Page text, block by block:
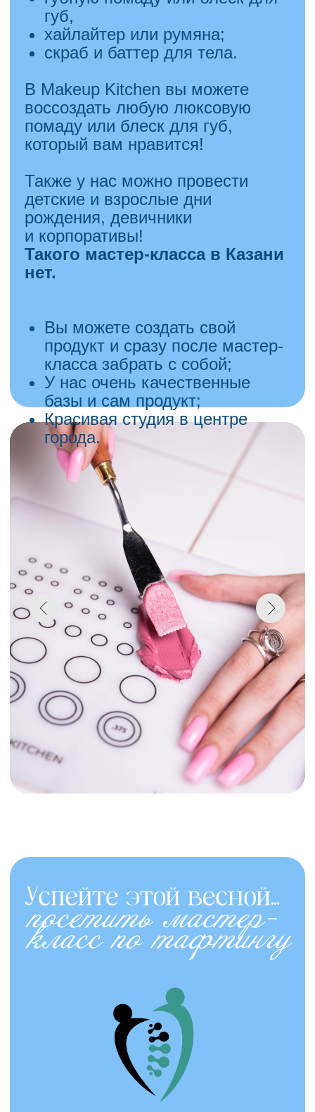
Компания «Энигма»
приглашает
вас окунуться в атмосферу
логики, мистики и настоящего
хоррора.
Что вас ждет этой весной?
Захватывающие квесты:
«Место преступления:
Кабаре», «Заговор друида»,
«Аномальная зона:
ИНФЕРНО»
и «Лаборатория Z»
Авторские сюжеты,
инновационные загадки
и неожиданные повороты—
здесь каждое решение
открывает новые грани
реальности.
Возможность пройти
несколько квестов
расположены по одному
Используйтепромокод
и получите скидку 15%
на игру.
тайны и погрузитесь
в атмосферу приключений!
ул. Техническая, 120А,
г.Казань